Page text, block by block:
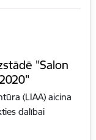
"Salon
(LIAA) aicina
dalībai